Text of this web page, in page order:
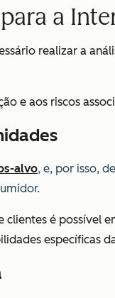
a
realizar a
e aos riscos
alvo, e, por isso,
é
específicas